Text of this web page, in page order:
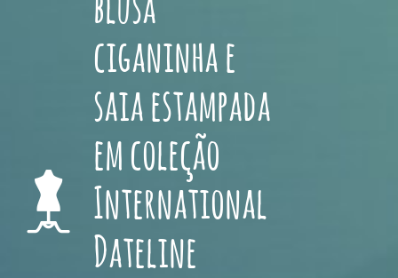
blusa
ciganinha e
saia estampada
em coleção
International
Dateline